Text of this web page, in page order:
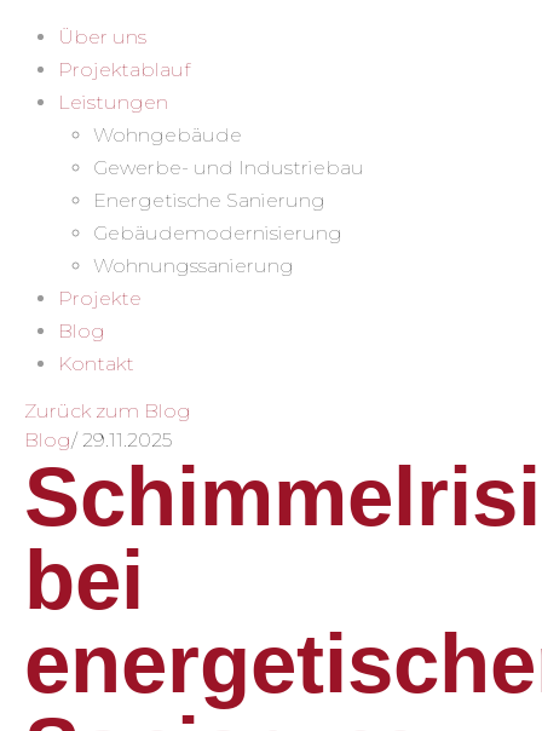
Über uns
Projektablauf
Leistungen
Wohngebäude
Gewerbe- und Industriebau
Energetische Sanierung
Gebäudemodernisierung
Wohnungssanierung
Projekte
Blog
Kontakt
Zurück zum Blog
Blog/ 29.11.2025
bei